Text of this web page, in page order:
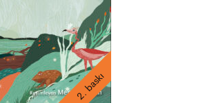
2. baskı